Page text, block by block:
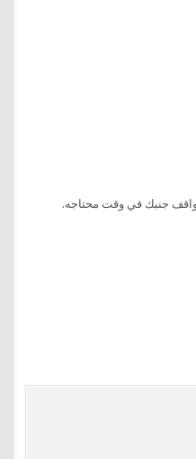
جنبك في وقت محتاجه.